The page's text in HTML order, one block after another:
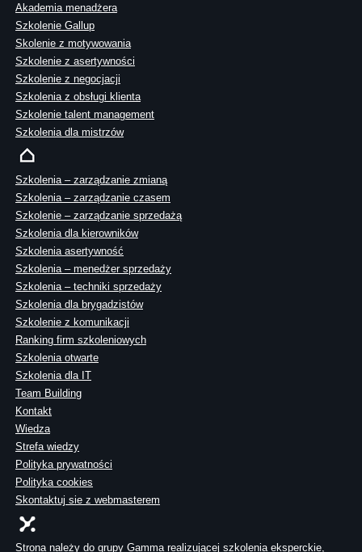
Akademia menadżera
Szkolenie Gallup
Skolenie z motywowania
Szkolenie z asertywności
Szkolenie z negocjacji
Szkolenia z obsługi klienta
Szkolenie talent management
Szkolenia dla mistrzów
Szkolenia – zarządzanie zmianą
Szkolenia – zarządzanie czasem
Szkolenie – zarządzanie sprzedażą
Szkolenia dla kierowników
Szkolenia asertywność
Szkolenia – menedżer sprzedaży
Szkolenia – techniki sprzedaży
Szkolenia dla brygadzistów
Szkolenie z komunikacji
Ranking firm szkoleniowych
Szkolenia otwarte
Szkolenia dla IT
Team Building
Kontakt
Wiedza
Strefa wiedzy
Polityka prywatności
Polityka cookies
Skontaktuj sie z webmasterem
Strona należy do grupy Gamma realizującej szkolenia eksperckie,